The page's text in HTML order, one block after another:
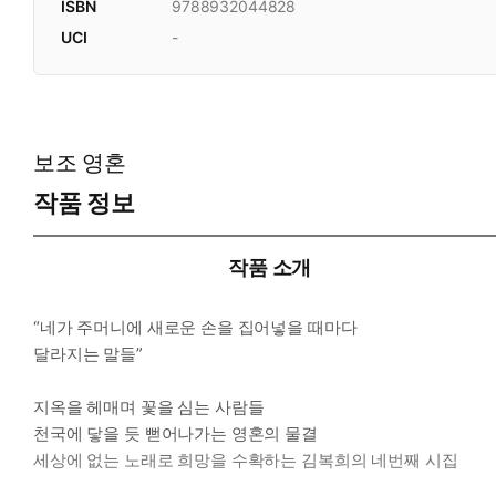
ISBN
9788932044828
UCI
-
보조 영혼
작품 정보
작품 소개
“네가 주머니에 새로운 손을 집어넣을 때마다
달라지는 말들”
지옥을 헤매며 꽃을 심는 사람들
천국에 닿을 듯 뻗어나가는 영혼의 물결
세상에 없는 노래로 희망을 수확하는 김복희의 네번째 시집